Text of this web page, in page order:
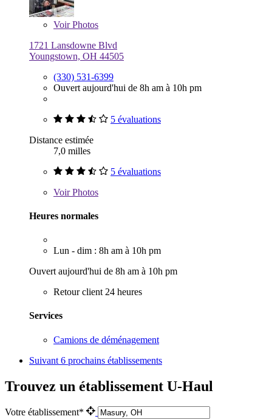
VoirPhotos
1721 Lansdowne Blvd
Youngstown, OH 44505
(330) 531-6399
Ouvert aujourd'hui de 8h am à 10h pm
5 évaluations
Distance estimée
7,0 milles
5 évaluations
VoirPhotos
Heures normales
Lun - dim : 8h am à 10h pm
Ouvert aujourd'hui de 8h am à 10h pm
Retour client 24 heures
Services
Camions de déménagement
Suivant 6 prochains établissements
Trouvez un établissement U-Haul
Votre établissement*